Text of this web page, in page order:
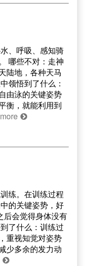
、呼吸、感知骑
哪些不对：走神
陆地，各种天马
领悟到了什么：
由泳的关键姿势
衡，就能利用到
练。在训练过程
的关键姿势，好
后会觉得身体没有
了什么：训练过
重视知觉对姿势
少多余的发力动